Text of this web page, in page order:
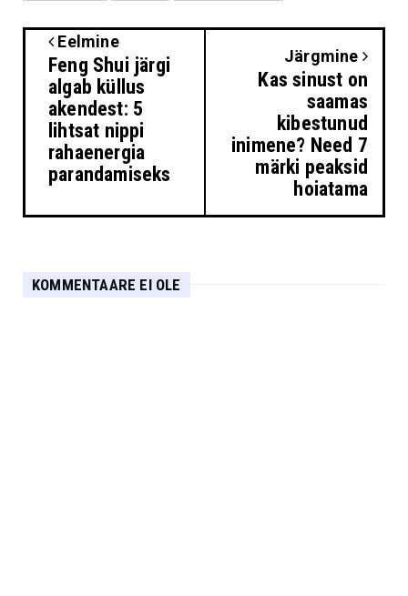
Eelmine
Feng Shui järgi
algab küllus
akendest: 5
lihtsat nippi
rahaenergia
parandamiseks
Järgmine
Kas sinust on
saamas
kibestunud
inimene? Need 7
märki peaksid
hoiatama
KOMMENTAARE EI OLE